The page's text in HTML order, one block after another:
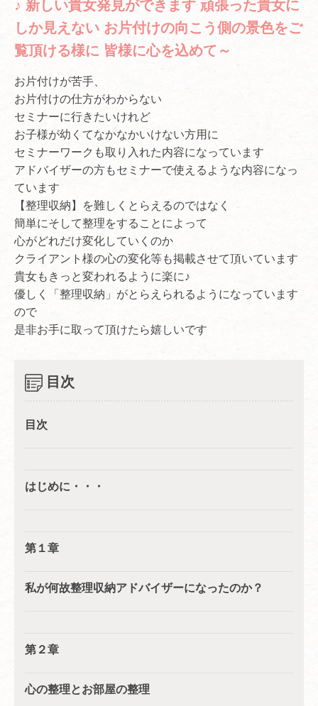
♪ 新しい貴女発見ができます 頑張った貴女に
しか見えない お片付けの向こう側の景色をご
覧頂ける様に 皆様に心を込めて～
お片付けが苦手、
お片付けの仕方がわからない
セミナーに行きたいけれど
お子様が幼くてなかなかいけない方用に
セミナーワークも取り入れた内容になっています
アドバイザーの方もセミナーで使えるような内容になっ
ています
【整理収納】を難しくとらえるのではなく
簡単にそして整理をすることによって
心がどれだけ変化していくのか
クライアント様の心の変化等も掲載させて頂いています
貴女もきっと変われるように楽に♪
優しく「整理収納」がとらえられるようになっています
ので
是非お手に取って頂けたら嬉しいです
目次
目次
はじめに・・・
第１章
私が何故整理収納アドバイザーになったのか？
第２章
心の整理とお部屋の整理